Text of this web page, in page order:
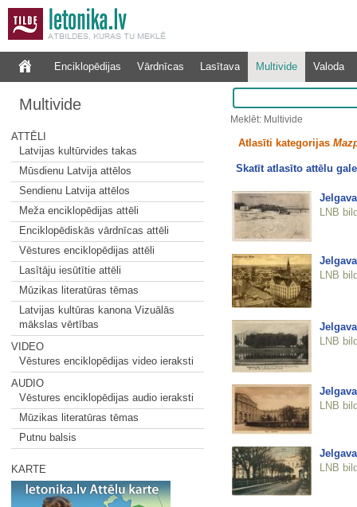
Enciklopēdijas Vārdnīcas Lasītava Multivide Valoda
Multivide
ATTĒLI
Latvijas kultūrvides takas
Mūsdienu Latvija attēlos
Sendienu Latvija attēlos
Meža enciklopēdijas attēli
Enciklopēdiskās vārdnīcas attēli
Vēstures enciklopēdijas attēli
Lasītāju iesūtītie attēli
Mūzikas literatūras tēmas
Latvijas kultūras kanona Vizuālās
mākslas vērtības
VIDEO
Vēstures enciklopēdijas video ieraksti
AUDIO
Vēstures enciklopēdijas audio ieraksti
Mūzikas literatūras tēmas
Putnu balsis
KARTE
Meklēt: Multivide
Atlasīti kategorijas
Skatīt atlasīto attēlu
LNB
LNB
LNB
LNB
LNB